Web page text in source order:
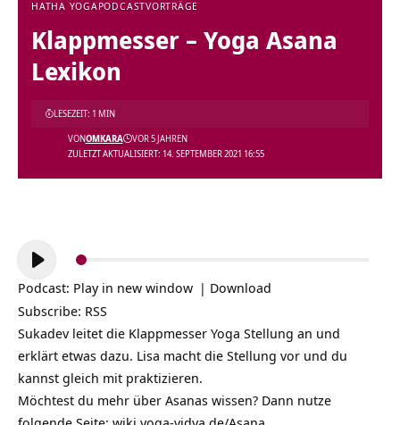
HATHA YOGAPODCASTVORTRÄGE
Klappmesser – Yoga Asana
Lexikon
ZULETZT AKTUALISIERT: 14. SEPTEMBER 2021 16:55
VONOMKARA VOR 5 JAHREN
LESEZEIT: 1 MIN
Audio-
Player
Podcast: Play in new window | Download
Subscribe: RSS
Sukadev leitet die Klappmesser Yoga Stellung an und
erklärt etwas dazu. Lisa macht die Stellung vor und du
kannst gleich mit praktizieren.
Möchtest du mehr über Asanas wissen? Dann nutze